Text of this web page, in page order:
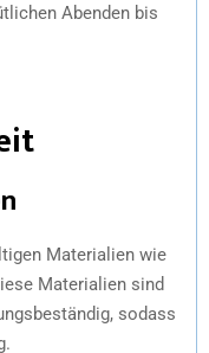
Abenden bis
Materialien wie
Materialien sind
sodass